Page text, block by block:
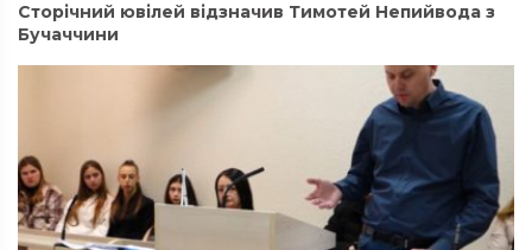
Сторічний ювілей відзначив Тимотей Непийвода з
Бучаччини